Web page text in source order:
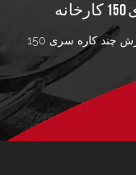
چند کاره سری 150